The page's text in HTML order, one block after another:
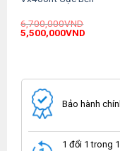
6,700,000VND
Original
price
5,500,000VND
Bảo hành
1 đổi 1 trong